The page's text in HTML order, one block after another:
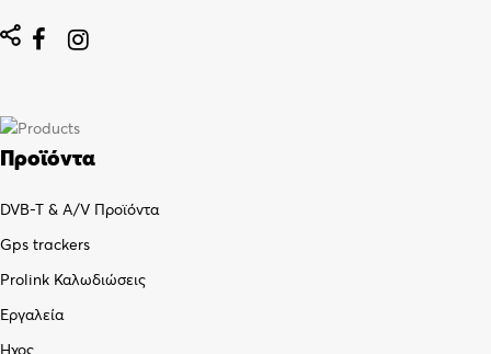
 
Προϊόντα
DVB-T & A/V Προϊόντα
Gps trackers
Prolink Καλωδιώσεις
Εργαλεία
Ήχος